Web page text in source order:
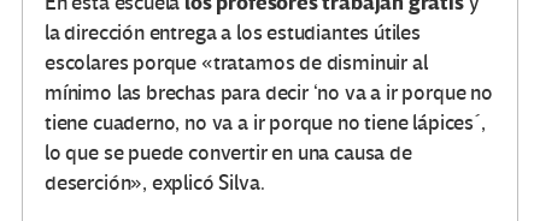
la dirección entrega a los estudiantes útiles
escolares porque «tratamos de disminuir al
mínimo las brechas para decir ‘no va a ir porque no
tiene cuaderno, no va a ir porque no tiene lápices´,
lo que se puede convertir en una causa de
deserción», explicó Silva.